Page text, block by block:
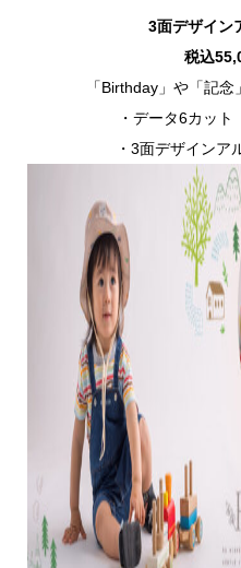
3面デザイン
税込
「Birthday」や「記念
・データ6カット
・3面デザインア